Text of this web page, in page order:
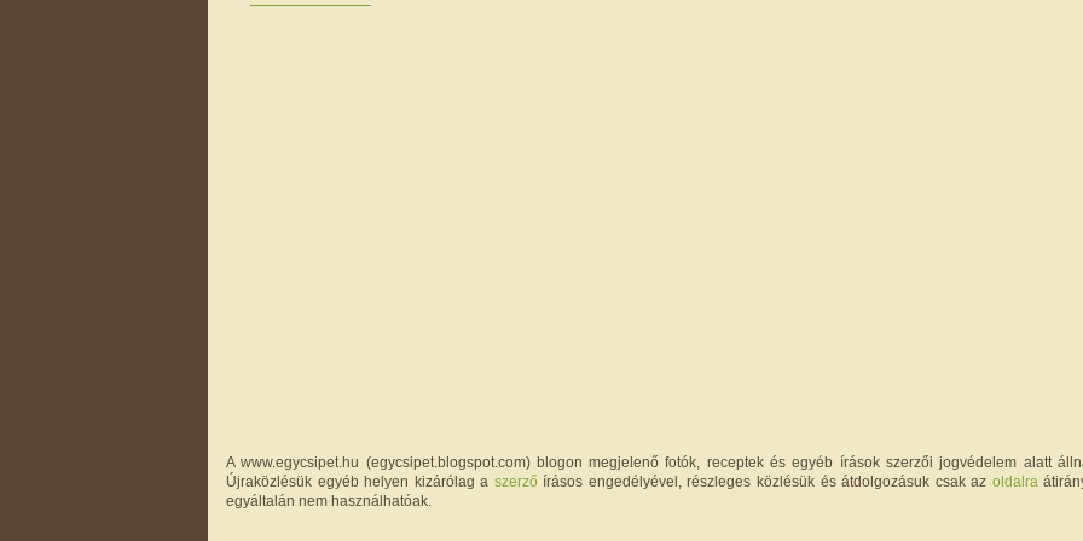
A www.egycsipet.hu (egycsipet.blogspot.com) blogon megjelenő fotók, receptek és egyéb írások szerzői jogvédelem alatt
Újraközlésük egyéb helyen kizárólag a szerző írásos engedélyével, részleges közlésük és átdolgozásuk csak az oldalra
egyáltalán nem használhatóak.